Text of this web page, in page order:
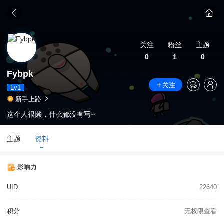
关注
0
粉丝
1
主题
0
Fybpk
Lv1
关注
新手上路
这个人很懒，什么都没有写~
主题 资料
影响力
UID 22640
积分 无权限查看